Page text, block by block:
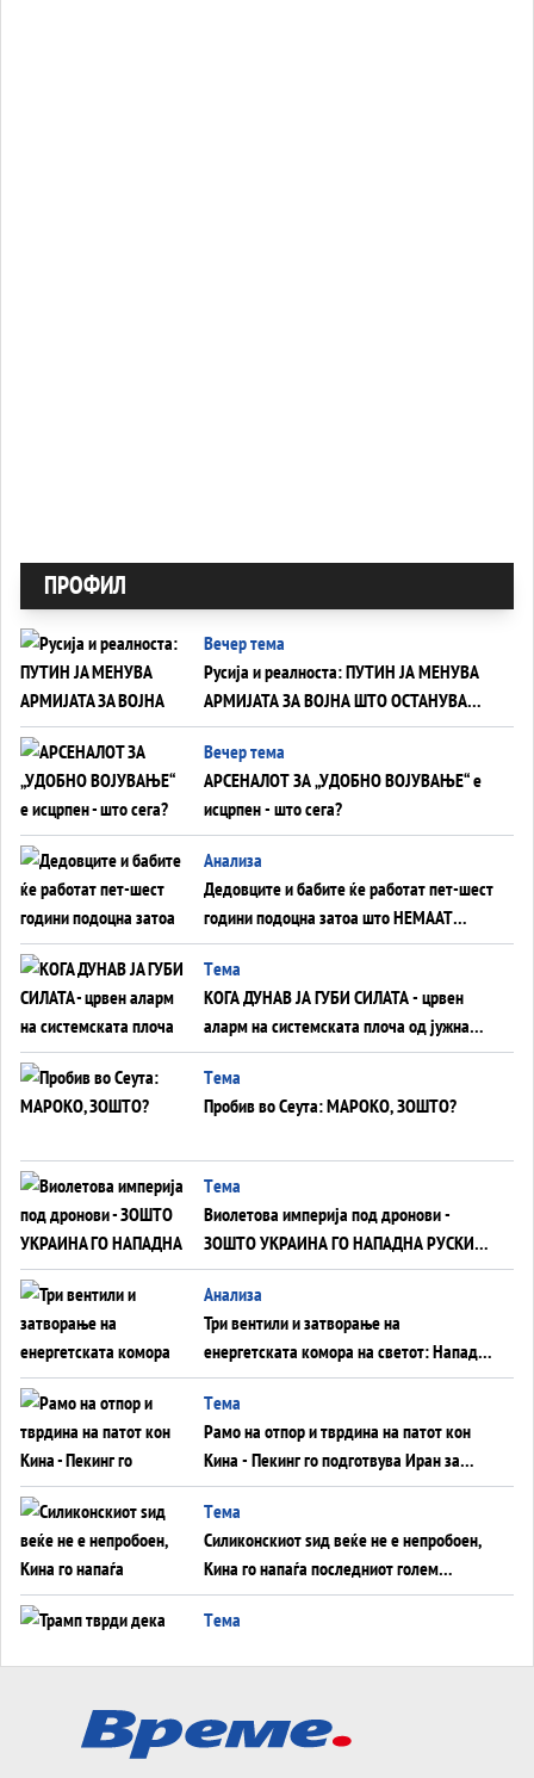
ПРОФИЛ
Вечер тема
Русија и реалноста: ПУТИН ЈА МЕНУВА
АРМИЈАТА ЗА ВОЈНА ШТО ОСТАНУВА
БЕЗ ФРОНТ
Вечер тема
АРСЕНАЛОТ ЗА „УДОБНО ВОЈУВАЊЕ“ е
исцрпен - што сега?
Анализа
Дедовците и бабите ќе работат пет-шест
години подоцна затоа што НЕМААТ
ВНУЦИ ДА ГИ ЗАМЕНАТ
Tема
КОГА ДУНАВ ЈА ГУБИ СИЛАТА - црвен
аларм на системската плоча од јужна
Германија до Црното Море...
Tема
Пробив во Сеута: МАРОКО, ЗОШТО?
Tема
Виолетова империја под дронови -
ЗОШТО УКРАИНА ГО НАПАДНА РУСКИОТ
WILDBERRIES
Aнализа
Три вентили и затворање на
енергетската комора на светот: Нападот
во Суец најавува глобален енергетски
инфаркт?
Tема
Рамо на отпор и тврдина на патот кон
Кина - Пекинг го подготвува Иран за
американска копнена инвазија
Tема
Силиконскиот ѕид веќе не е непробоен,
Кина го напаѓа последниот голем
монопол на Западот?
Tема
Tема
ДЛАБОКО УДОЛУ: Сметководствените